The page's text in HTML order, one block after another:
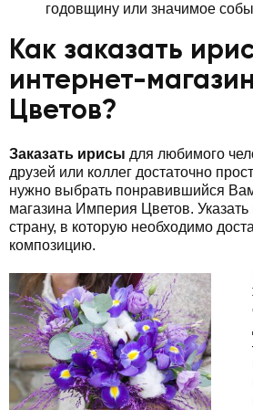
годовщину или значимое
Как заказать
интернет-
Цветов?
Заказать ирисы для любимого
друзей или коллег достаточно
нужно выбрать понравившийся
магазина Империя Цветов. Указать
страну, в которую необходимо
композицию.